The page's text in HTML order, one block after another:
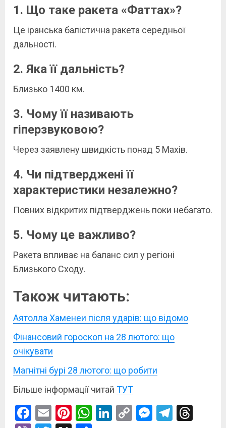
1. Що таке ракета «Фаттах»?
Це іранська балістична ракета середньої
дальності.
2. Яка її дальність?
Близько 1400 км.
3. Чому її називають
гіперзвуковою?
Через заявлену швидкість понад 5 Махів.
4. Чи підтверджені її
характеристики незалежно?
Повних відкритих підтверджень поки небагато.
5. Чому це важливо?
Ракета впливає на баланс сил у регіоні
Близького Сходу.
Також читають:
Аятолла Хаменеи після ударів: що відомо
Фінансовий гороскоп на 28 лютого: що
очікувати
Магнітні бурі 28 лютого: що робити
Більше інформації читай ТУТ
Facebook
EmailPinterest
WhatsApp
LinkedIn
Copy